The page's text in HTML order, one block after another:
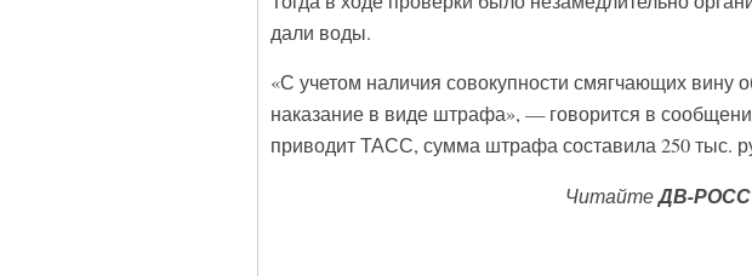
дали воды.
«С учетом наличия совокупности смягчающих вину
наказание в виде штрафа», — говорится в
приводит ТАСС, сумма штрафа составила 250 тыс.
ЧитайтеДВ-РОСС